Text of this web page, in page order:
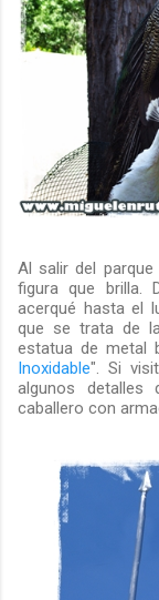
Al salir del
figura que brilla.
acerqué hasta el
que se trata de
estatua de metal
Inoxidable". Si
algunos
caballero con